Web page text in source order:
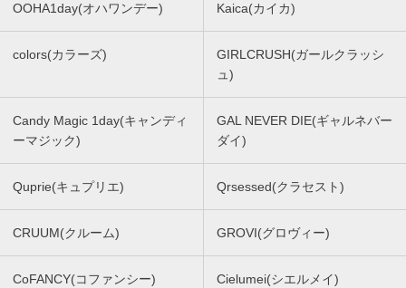
OOHA1day(オハワンデー) Kaica(カイカ)
colors(カラーズ)
GIRLCRUSH(ガールクラッシ
ュ)
Candy Magic 1day(キャンディ
ーマジック)
GAL NEVER DIE(ギャルネバー
ダイ)
Quprie(キュプリエ) Qrsessed(クラセスト)
CRUUM(クルーム) GROVI(グロヴィー)
CoFANCY(コファンシー) Cielumei(シエルメイ)